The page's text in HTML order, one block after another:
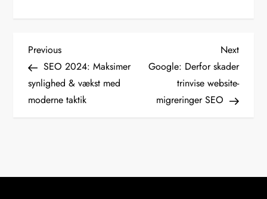
I
n
d
g
Previous
Post
Previous
SEO 2024: Maksimer
synlighed & vækst med
moderne taktik
Next
Post
Next
Google: Derfor skader
trinvise website-
migreringer SEO